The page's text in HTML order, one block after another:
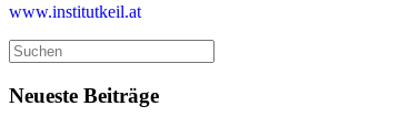
www.institutkeil.at
Suche
nach:
Neueste Beiträge